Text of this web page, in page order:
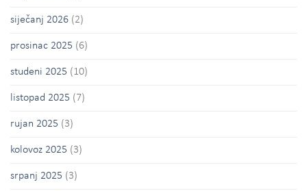
siječanj 2026 (2)
prosinac 2025 (6)
studeni 2025 (10)
listopad 2025 (7)
rujan 2025 (3)
kolovoz 2025 (3)
srpanj 2025 (3)